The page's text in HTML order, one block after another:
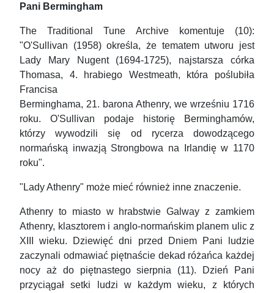
Pani Bermingham
The Traditional Tune Archive komentuje (10):
"O'Sullivan (1958) określa, że tematem utworu jest
Lady Mary Nugent (1694-1725), najstarsza córka
Thomasa, 4. hrabiego Westmeath, która poślubiła
Francisa
Berminghama, 21. barona Athenry, we wrześniu 1716
roku. O'Sullivan podaje historię Berminghamów,
którzy wywodzili się od rycerza dowodzącego
normańską inwazją Strongbowa na Irlandię w 1170
roku".
"Lady Athenry" może mieć również inne znaczenie.
Athenry to miasto w hrabstwie Galway z zamkiem
Athenry, klasztorem i anglo-normańskim planem ulic z
XIII wieku. Dziewięć dni przed Dniem Pani ludzie
zaczynali odmawiać piętnaście dekad różańca każdej
nocy aż do piętnastego sierpnia (11). Dzień Pani
przyciągał setki ludzi w każdym wieku, z których